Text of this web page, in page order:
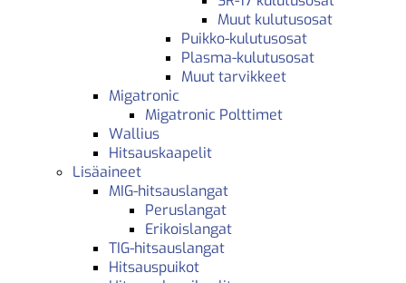
Muut kulutusosat
Puikko-kulutusosat
Plasma-kulutusosat
Muut tarvikkeet
Migatronic
Migatronic Polttimet
Wallius
Hitsauskaapelit
Lisäaineet
MIG-hitsauslangat
Peruslangat
Erikoislangat
TIG-hitsauslangat
Hitsauspuikot